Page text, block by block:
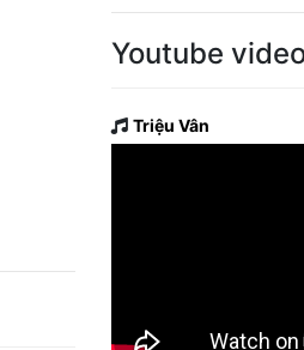
Youtube
Triệu Vân